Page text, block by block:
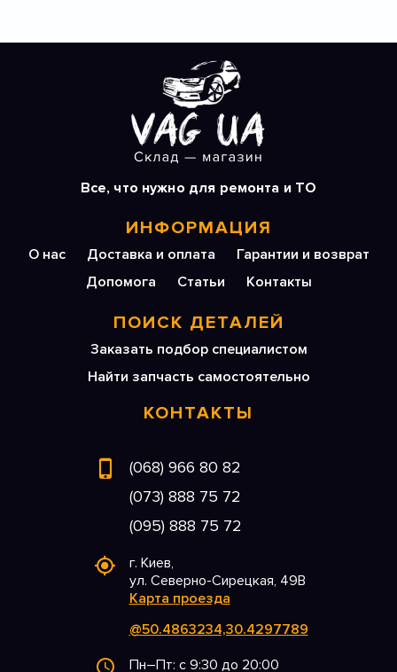
Все, что нужно для ремонта и ТО
ИНФОРМАЦИЯ
О нас Доставка и оплата
Гарантии и возврат
Допомога
Статьи Контакты
ПОИСК ДЕТАЛЕЙ
Заказать подбор специалистом
Найти запчасть самостоятельно
КОНТАКТЫ
(068) 966 80 82
(073) 888 75 72
(095) 888 75 72
г. Киев,
ул. Северно-Сирецкая, 49В
Карта проезда
@50.4863234,30.4297789
Пн–Пт: с 9:30 до 20:00